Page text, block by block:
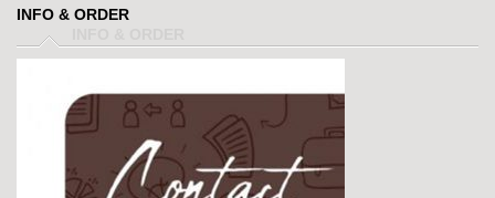
INFO & ORDER